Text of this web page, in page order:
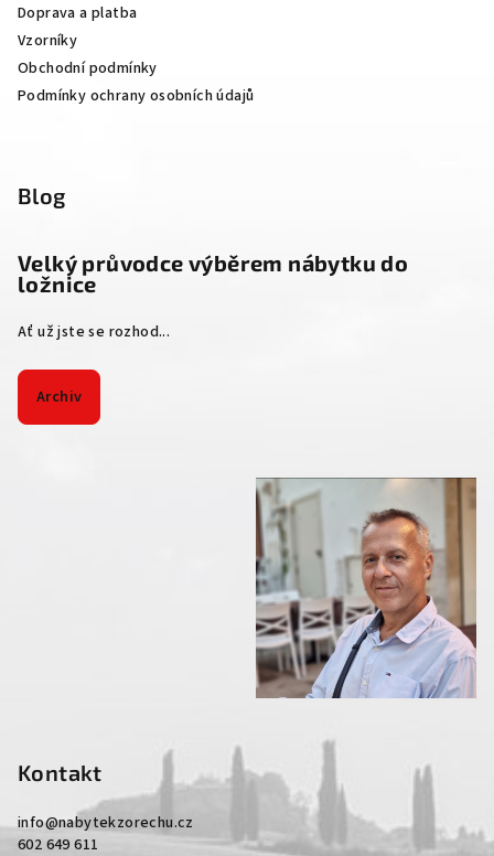
Doprava a platba
Vzorníky
Obchodní podmínky
Podmínky ochrany osobních údajů
Blog
Velký průvodce výběrem nábytku do
ložnice
Ať už jste se rozhod...
Archiv
Kontakt
info@nabytekzorechu.cz
602 649 611